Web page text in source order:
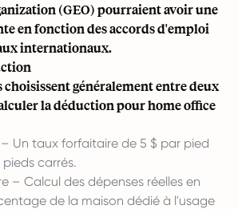
(GEO)pourraient avoir une
en fonction des accords d'emploi
internationaux.
choisissent généralement entre deux
la déduction pour home office
Un taux forfaitaire de 5 $ par pied
carrés.
– Calcul des dépenses réelles en
de la maison dédié à l'usage